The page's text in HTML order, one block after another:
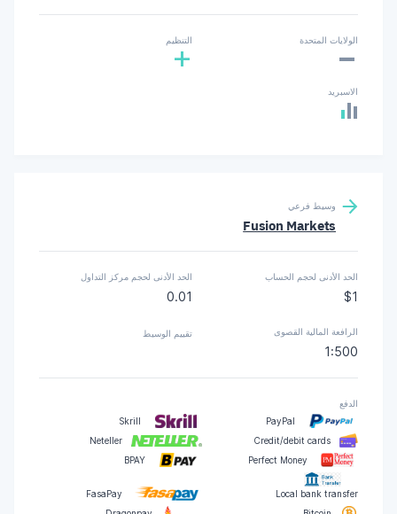
الولايات المتحدة
- التنظيم
+
الاسبريد
وسيط فرعي
Fusion Markets
الحد الأدنى لحجم الحساب
$1
الحد الأدنى لحجم مركز التداول
0.01
الرافعة المالية القصوى
1:500
تقييم الوسيط
الدفع
PayPal
Skrill
Credit/debit cards
Neteller
Perfect Money
BPAY
Local bank transfer
FasaPay